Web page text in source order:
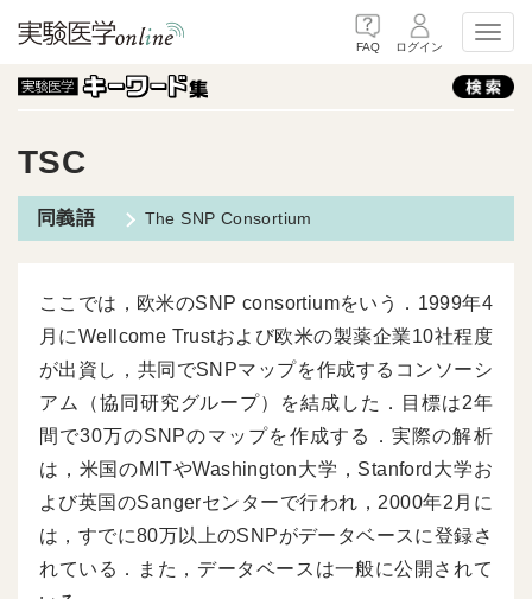
FAQ ログイン
TSC
The SNP Consortium
ここでは，欧米のSNP consortiumをいう．1999年4
月にWellcome Trustおよび欧米の製薬企業10社程度
が出資し，共同でSNPマップを作成するコンソーシ
アム（協同研究グループ）を結成した．目標は2年
間で30万のSNPのマップを作成する．実際の解析
は，米国のMITやWashington大学，Stanford大学お
よび英国のSangerセンターで行われ，2000年2月に
は，すでに80万以上のSNPがデータベースに登録さ
れている．また，データベースは一般に公開されて